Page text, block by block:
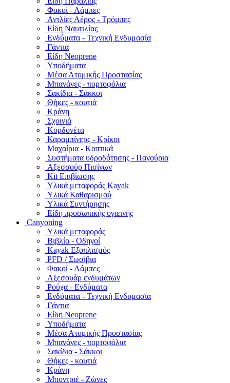
Φακοί - Λάμπες
Αντλίες Αέρος - Τρόμπες
Είδη Ναυτιλίας
Ενδύματα - Τεχνική Ενδυμασία
Γάντια
Είδη Neoprene
Υποδήματα
Μέσα Ατομικής Προστασίας
Μπανάνες - πορτοφόλια
Σακίδια - Σάκκοι
Θήκες - κουτιά
Κράνη
Σχοινιά
Κορδονέτα
Καραμπίνερς - Κρίκοι
Μαχαίρια - Κοπτικά
Συστήματα υδροδότησης - Παγούρια
Αξεσσούρ Πισίνων
Kit Επιβίωσης
Υλικά μεταφοράς Kayak
Υλικά Καθαρισμού
Υλικά Συντήρησης
Είδη προσωπικής υγιεινής
Canyoning
Υλικά μεταφοράς
Βιβλία - Οδηγοί
Kayak Εξοπλισμός
PFD / Σωσίβια
Φακοί - Λάμπες
Αξεσουάρ ενδυμάτων
Ρούχα - Ενδύματα
Ενδύματα - Τεχνική Ενδυμασία
Γάντια
Είδη Neoprene
Υποδήματα
Μέσα Ατομικής Προστασίας
Μπανάνες - πορτοφόλια
Σακίδια - Σάκκοι
Θήκες - κουτιά
Κράνη
Μποντριέ - Ζώνες